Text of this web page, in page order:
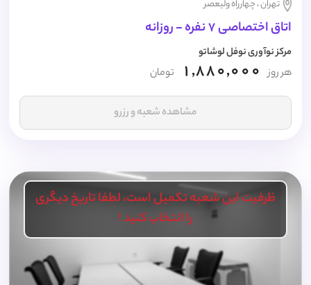
تهران ، چهارراه ولیعصر
اتاق اختصاصی 7 نفره - روزانه
مرکز نوآوری نوفل لوشاتو
هر روز 1,880,000 تومان
مشاهده شعبه و رزرو
ظرفیت این شعبه تکمیل است، لطفا تاریخ دیگری
را انتخاب کنید !